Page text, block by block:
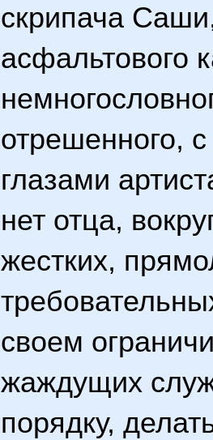
скрипача
асфальтового
отрешенного,
глазами
нет отца,
жестких,
своем
жаждущих
порядку,